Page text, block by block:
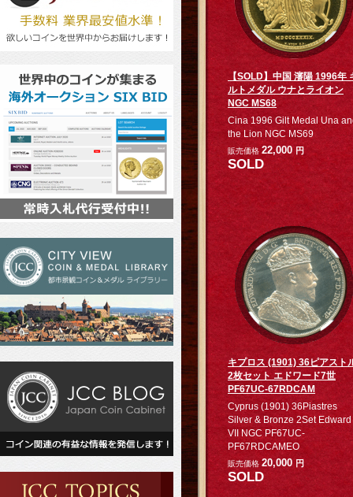
【SOLD】中国 瀋陽 1996年
ルトメダル ウナとライオン
NGC MS68
Cina 1996 Gilt Medal Una
the Lion NGC MS69
販売価格 22,000 円
SOLD
キプロス (1901) 36ピアスト
2枚セット エドワード7世
PF67UC-67RDCAM
Cyprus (1901) 36Piastres
Silver & Bronze 2Set Edward
VII NGC PF67UC-
PF67RDCAMEO
販売価格 20,000 円
SOLD